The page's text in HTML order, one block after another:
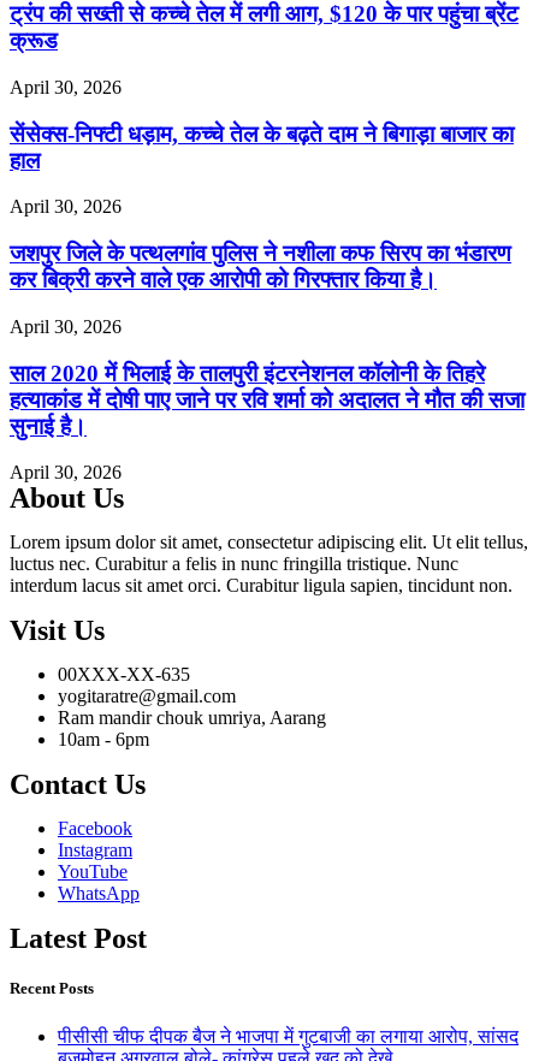
ट्रंप की सख्ती से कच्चे तेल में लगी आग, $120 के पार पहुंचा ब्रेंट
क्रूड
April 30, 2026
सेंसेक्स-निफ्टी धड़ाम, कच्चे तेल के बढ़ते दाम ने बिगाड़ा बाजार का
हाल
April 30, 2026
जशपुर जिले के पत्थलगांव पुलिस ने नशीला कफ सिरप का भंडारण
कर बिक्री करने वाले एक आरोपी को गिरफ्तार किया है।
April 30, 2026
साल 2020 में भिलाई के तालपुरी इंटरनेशनल कॉलोनी के तिहरे
हत्याकांड में दोषी पाए जाने पर रवि शर्मा को अदालत ने मौत की सजा
सुनाई है।
April 30, 2026
About Us
Lorem ipsum dolor sit amet, consectetur adipiscing elit. Ut elit tellus,
luctus nec. Curabitur a felis in nunc fringilla tristique. Nunc
interdum lacus sit amet orci. Curabitur ligula sapien, tincidunt non.
Visit Us
00XXX-XX-635
yogitaratre@gmail.com
Ram mandir chouk umriya, Aarang
10am - 6pm
Contact Us
Facebook
Instagram
YouTube
WhatsApp
Latest Post
Recent Posts
पीसीसी चीफ दीपक बैज ने भाजपा में गुटबाजी का लगाया आरोप, सांसद